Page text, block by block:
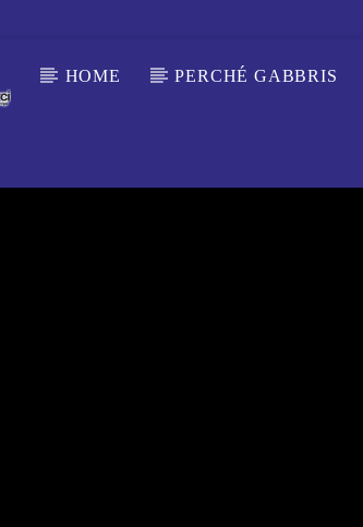
HOME PERCHÉ GABBRIS